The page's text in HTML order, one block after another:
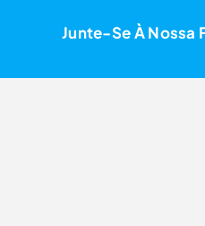
Junte-Se À Nossa